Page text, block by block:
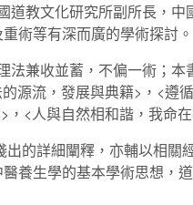
教文化研究所副所長，中
術等有深而廣的學術探討。
兼收並蓄，不偏一術；本
源流，發展與典籍>，<遵
<人與自然相和諧，我命
的詳細闡釋，亦輔以相關
養生學的基本學術思想，